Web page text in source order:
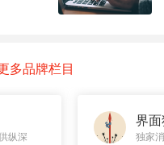
多品牌栏目
纵深
界
独家